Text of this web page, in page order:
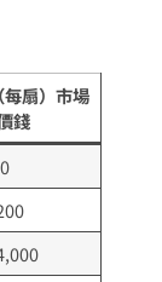
扇）市場
錢